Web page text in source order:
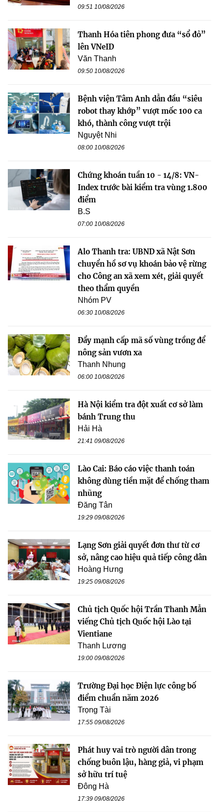
09:51 10/08/2026
Thanh Hóa tiên phong đưa “sổ đỏ”
lên VNeID
Văn Thanh
09:50 10/08/2026
Bệnh viện Tâm Anh dẫn đầu “siêu
robot thay khớp” vượt mốc 100 ca
khó, thành công vượt trội
Nguyệt Nhi
08:00 10/08/2026
Chứng khoán tuần 10 - 14/8: VN-
Index trước bài kiểm tra vùng 1.800
điểm
B.S
07:00 10/08/2026
Alo Thanh tra: UBND xã Nật Sơn
chuyển hồ sơ vụ khoán bảo vệ rừng
cho Công an xã xem xét, giải quyết
theo thẩm quyền
Nhóm PV
06:30 10/08/2026
Đẩy mạnh cấp mã số vùng trồng để
nông sản vươn xa
Thanh Nhung
06:00 10/08/2026
Hà Nội kiểm tra đột xuất cơ sở làm
bánh Trung thu
Hải Hà
21:41 09/08/2026
Lào Cai: Báo cáo việc thanh toán
không dùng tiền mặt để chống tham
nhũng
Đăng Tân
19:29 09/08/2026
Lạng Sơn giải quyết đơn thư từ cơ
sở, nâng cao hiệu quả tiếp công dân
Hoàng Hưng
19:25 09/08/2026
Chủ tịch Quốc hội Trần Thanh Mẫn
viếng Chủ tịch Quốc hội Lào tại
Vientiane
Thanh Lương
19:00 09/08/2026
Trường Đại học Điện lực công bố
điểm chuẩn năm 2026
Trọng Tài
17:55 09/08/2026
Phát huy vai trò người dân trong
chống buôn lậu, hàng giả, vi phạm
sở hữu trí tuệ
Đông Hà
17:39 09/08/2026